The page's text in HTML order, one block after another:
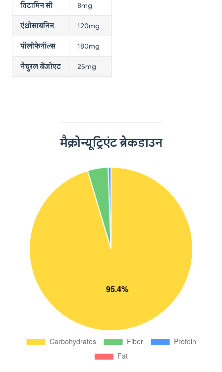
विटामिन सी 8mg
एंथोसायनिन 120mg
पॉलीफेनॉल्स 180mg
नैचुरल बेंजोएट 25mg
मैक्रोन्यूट्रिएंट ब्रेकडाउन